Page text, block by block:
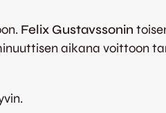
Felix Gustavssonin
aikana voittoon